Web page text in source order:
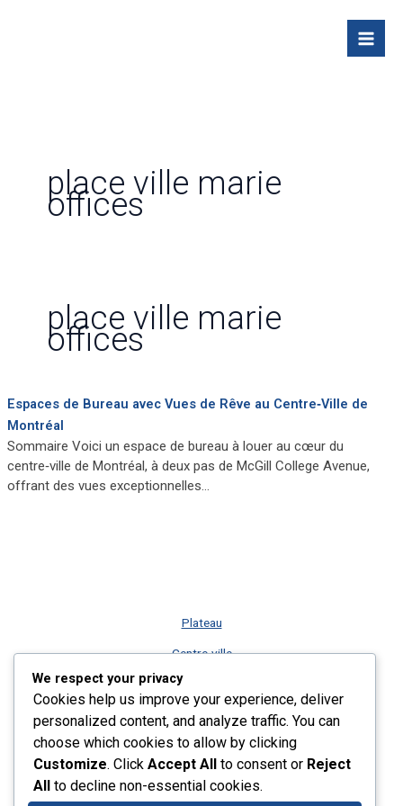
place ville marie
offices
place ville marie
offices
Espaces de Bureau avec Vues de Rêve au Centre‑Ville de
Montréal
Sommaire Voici un espace de bureau à louer au cœur du
centre‑ville de Montréal, à deux pas de McGill College Avenue,
offrant des vues exceptionnelles…
Plateau
Centre-ville
Vieux-Montréal
Rive-Sud
Nos services
Plus récents listings
We respect your privacy
Cookies help us improve your experience, deliver
personalized content, and analyze traffic. You can
choose which cookies to allow by clicking
Customize. Click Accept All to consent or Reject
All to decline non-essential cookies.